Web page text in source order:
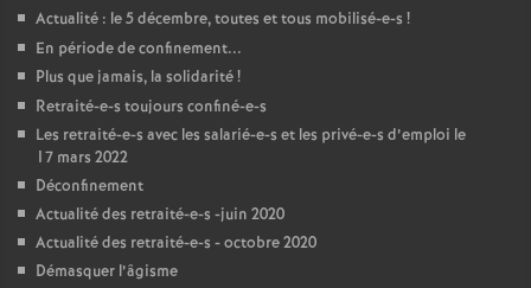
Actualité : le 5 décembre, toutes et tous mobilisé-e-s !
En période de confinement...
Plus que jamais, la solidarité!
Retraité-e-s toujours confiné-e-s
Les retraité-e-s avec les salarié-e-s et les privé-e-s d’emploi le
17 mars 2022
Déconfinement
Actualité des retraité-e-s -juin 2020
Actualité des retraité-e-s - octobre 2020
Démasquer l’âgisme